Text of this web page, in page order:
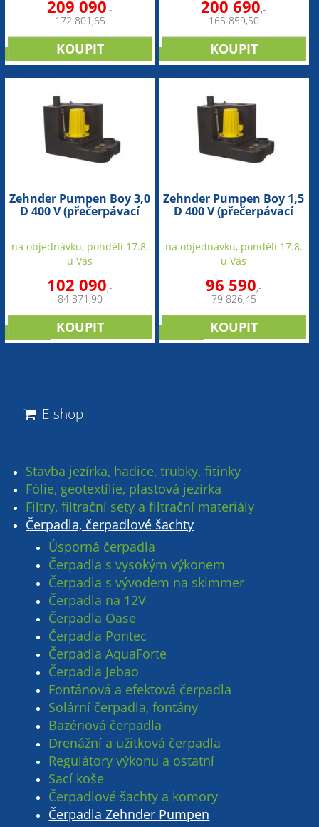
209 090,-
172 801,65
200 690,-
165 859,50
Zehnder Pumpen Boy 3,0
D 400 V (přečerpávací
na objednávku, pondělí 17.8.
u Vás
102 090,-
84 371,90
Zehnder Pumpen Boy 1,5
D 400 V (přečerpávací
na objednávku, pondělí 17.8.
u Vás
96 590,-
79 826,45
E-shop
Stavba jezírka, hadice, trubky, fitinky
Fólie, geotextílie, plastová jezírka
Filtry, filtrační sety a filtrační materiály
Čerpadla, čerpadlové šachty
Úsporná čerpadla
Čerpadla s vysokým výkonem
Čerpadla s vývodem na skimmer
Čerpadla na 12V
Čerpadla Oase
Čerpadla Pontec
Čerpadla AquaForte
Čerpadla Jebao
Fontánová a efektová čerpadla
Solární čerpadla, fontány
Bazénová čerpadla
Drenážní a užitková čerpadla
Regulátory výkonu a ostatní
Sací koše
Čerpadlové šachty a komory
Čerpadla Zehnder Pumpen